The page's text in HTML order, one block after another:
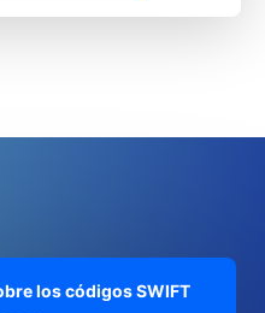
los códigos SWIFT